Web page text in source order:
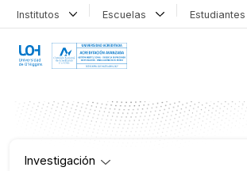
Institutos Escuelas Estudiantes
Investigación